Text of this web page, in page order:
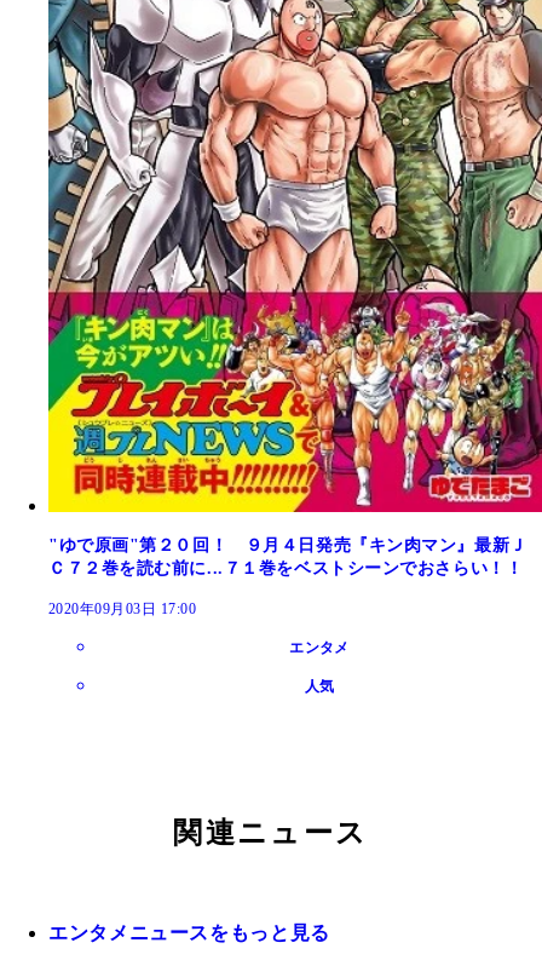
"ゆで原画"第２０回！ ９月４日発売『キン肉マン』最新Ｊ
Ｃ７２巻を読む前に...７１巻をベストシーンでおさらい！！
2020年09月03日 17:00
エンタメ
人気
関連ニュース
エンタメニュースをもっと見る